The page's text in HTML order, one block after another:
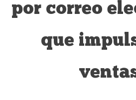
por correo
​que